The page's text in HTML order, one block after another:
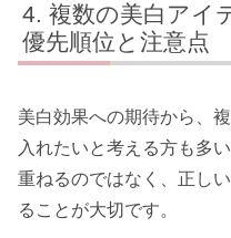
複数の美白アイ
優先順位と注意点
美白効果への期待から、
入れたいと考える方も多
重ねるのではなく、正し
ることが大切です。